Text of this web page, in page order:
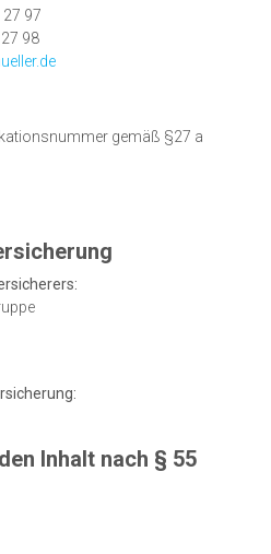
97
98
gemäß §27 a
Inhalt nach § 55